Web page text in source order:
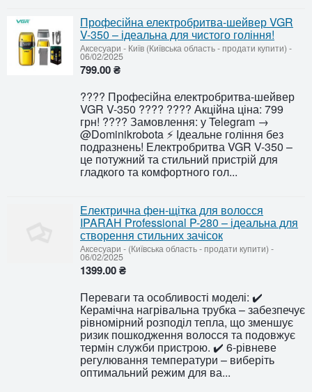
Професійна електробритва-шейвер VGR
V-350 – ідеальна для чистого гоління!
Аксесуари - Київ (Київська область - продати купити) -
06/02/2025
799.00 ₴
???? Професійна електробритва-шейвер
VGR V-350 ???? ???? Акційна ціна: 799
грн! ???? Замовлення: у Telegram →
@Dominikrobota ⚡ Ідеальне гоління без
подразнень! Електробритва VGR V-350 –
це потужний та стильний пристрій для
гладкого та комфортного гол...
Електрична фен-щітка для волосся
IPARAH Professional P-280 – ідеальна для
створення стильних зачісок
Аксесуари - (Київська область - продати купити) -
06/02/2025
1399.00 ₴
Переваги та особливості моделі: ✔️
Керамічна нагрівальна трубка – забезпечує
рівномірний розподіл тепла, що зменшує
ризик пошкодження волосся та подовжує
термін служби пристрою. ✔️ 6-рівневе
регулювання температури – виберіть
оптимальний режим для ва...